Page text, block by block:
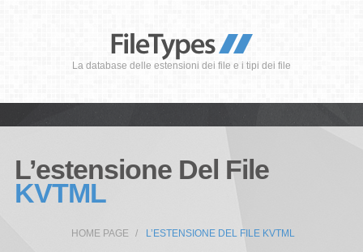
La database delle estensioni dei file e i tipi dei file
L’estensione Del File
KVTML
HOME PAGE L’ESTENSIONE DEL FILE KVTML